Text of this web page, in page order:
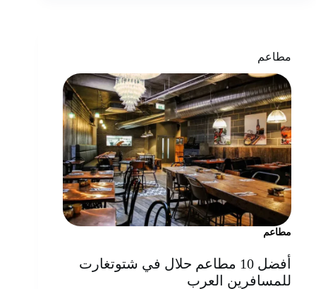
مطاعم
مطاعم
أفضل 10 مطاعم حلال في شتوتغارت
للمسافرين العرب